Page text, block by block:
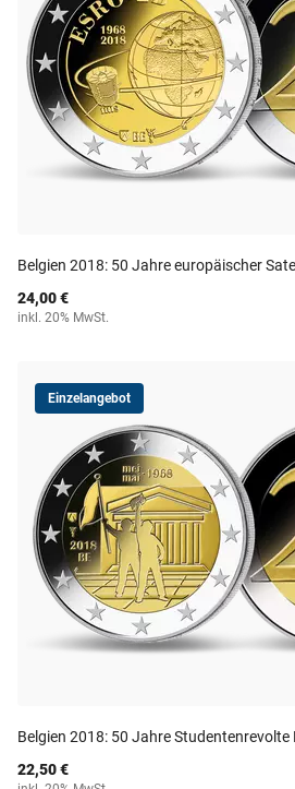
Belgien 2018: 50 Jahre europäischer
24,00 €
inkl. 20% MwSt.
Einzelangebot
Belgien 2018: 50 Jahre Studentenrevolte
22,50 €